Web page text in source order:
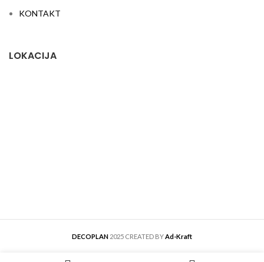
KONTAKT
LOKACIJA
DECOPLAN 2025 CREATED BYAd-Kraft